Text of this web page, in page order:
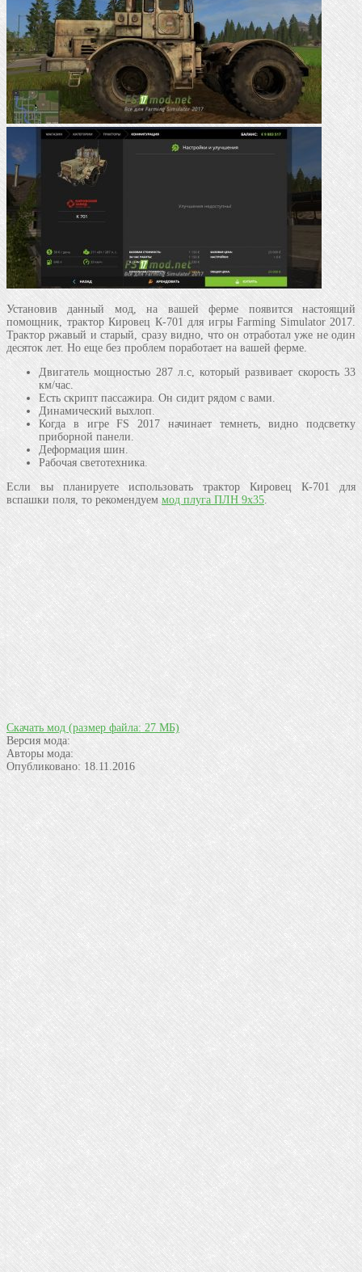
Установив данный мод, на вашей ферме появится настоящий
помощник, трактор Кировец К-701 для игры Farming Simulator 2017.
Трактор ржавый и старый, сразу видно, что он отработал уже не один
десяток лет. Но еще без проблем поработает на вашей ферме.
Двигатель мощностью 287 л.с, который развивает скорость 33
км/час.
Есть скрипт пассажира. Он сидит рядом с вами.
Динамический выхлоп.
Когда в игре FS 2017 начинает темнеть, видно подсветку
приборной панели.
Деформация шин.
Рабочая светотехника.
Если вы планируете использовать трактор Кировец К-701 для
вспашки поля, то рекомендуем мод плуга ПЛН 9х35
Скачать мод (размер файла: 27 МБ)
Версия мода:
Авторы мода:
Опубликовано: 18.11.2016